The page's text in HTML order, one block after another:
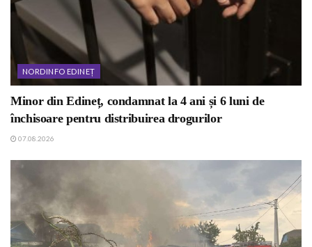
NORDINFO EDINEȚ
Minor din Edineț, condamnat la 4 ani și 6 luni de
închisoare pentru distribuirea drogurilor
07.08.2026